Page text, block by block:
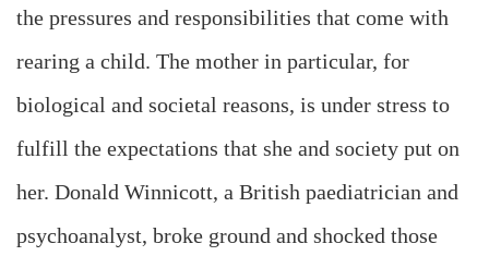
the pressures and responsibilities that come with
rearing a child. The mother in particular, for
biological and societal reasons, is under stress to
fulfill the expectations that she and society put on
her. Donald Winnicott, a British paediatrician and
psychoanalyst, broke ground and shocked those